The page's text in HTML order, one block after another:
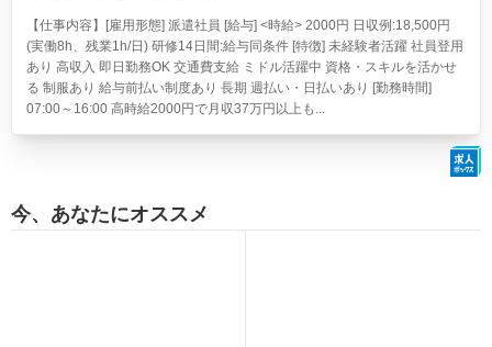
【仕事内容】[雇用形態] 派遣社員 [給与] <時給> 2000円 日収例:18,500円
(実働8h、残業1h/日) 研修14日間:給与同条件 [特徴] 未経験者活躍 社員登用
あり 高収入 即日勤務OK 交通費支給 ミドル活躍中 資格・スキルを活かせ
る 制服あり 給与前払い制度あり 長期 週払い・日払いあり [勤務時間]
07:00～16:00 高時給2000円で月収37万円以上も...
今、あなたにオススメ